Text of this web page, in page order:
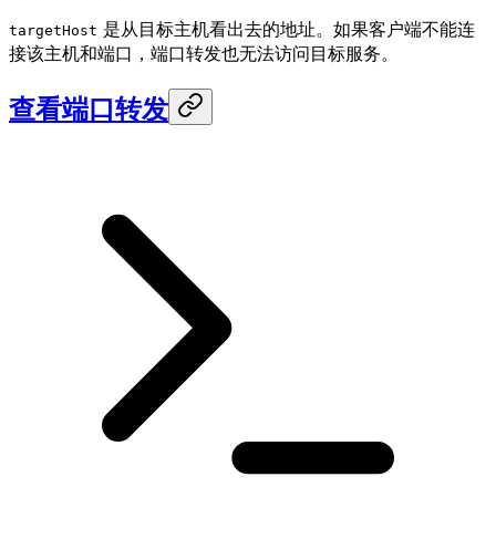
targetHost 是从目标主机看出去的地址。如果客户端不能连
接该主机和端口，端口转发也无法访问目标服务。
查看端口转发